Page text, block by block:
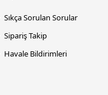
Sıkça Sorulan Sorular
Sipariş Takip
Havale Bildirimleri